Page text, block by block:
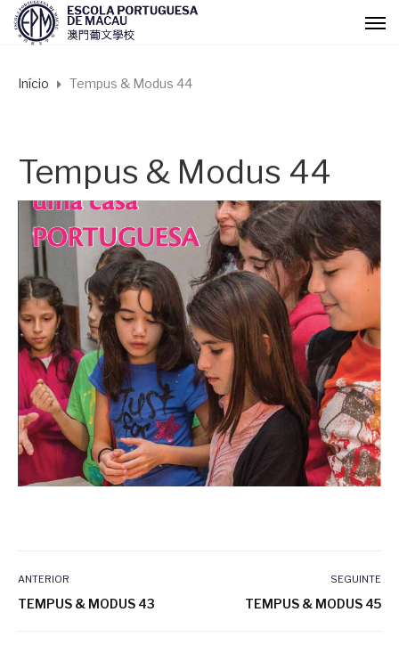
Início Tempus & Modus 44
Tempus & Modus 44
ANTERIOR
TEMPUS & MODUS 43
SEGUINTE
TEMPUS & MODUS 45